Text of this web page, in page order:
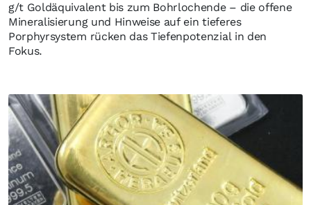
g/t Goldäquivalent bis zum Bohrlochende – die offene
Mineralisierung und Hinweise auf ein tieferes
Porphyrsystem rücken das Tiefenpotenzial in den
Fokus.